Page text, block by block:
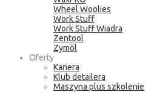
Wheel Woolies
Work Stuff
Work Stuff Wiadra
Zentool
Zymöl
Oferty
Kariera
Klub detailera
Maszyna plus szkolenie